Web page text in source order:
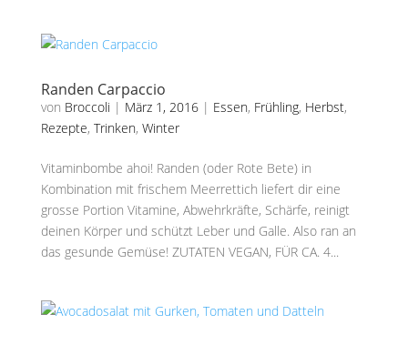
Randen Carpaccio
von Broccoli | März 1, 2016| Essen, Frühling, Herbst,
Rezepte, Trinken, Winter
Vitaminbombe ahoi! Randen (oder Rote Bete) in
Kombination mit frischem Meerrettich liefert dir eine
grosse Portion Vitamine, Abwehrkräfte, Schärfe, reinigt
deinen Körper und schützt Leber und Galle. Also ran an
das gesunde Gemüse! ZUTATEN VEGAN, FÜR CA. 4...